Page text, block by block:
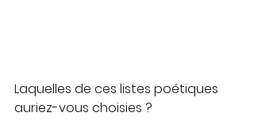
Laquelles de ces listes poétiques
auriez-vous choisies ?